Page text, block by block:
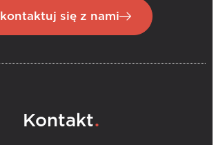
się z nami
Kontakt.